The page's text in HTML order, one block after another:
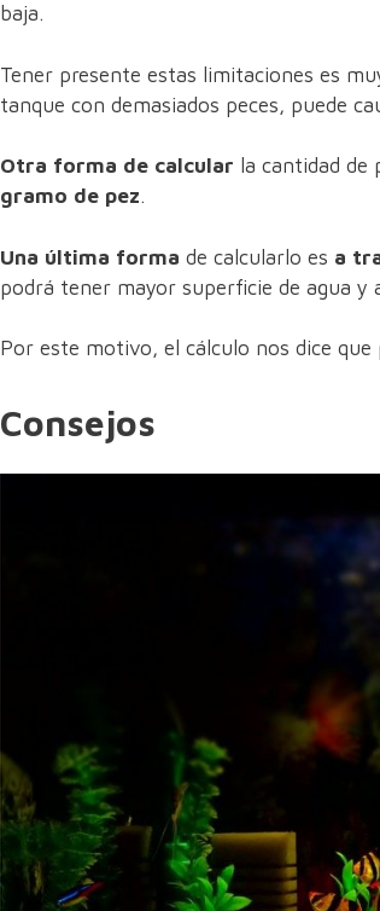
baja.
Tener presente estas limitaciones es
tanque con demasiados peces, puede
Otra forma de calcular la cantidad de
gramo de pez.
Una última forma de calcularlo es a
podrá tener mayor superficie de agua y
Por este motivo, el cálculo nos dice
Consejos